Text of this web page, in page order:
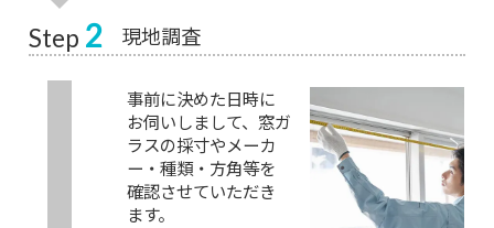
Step 2 現地調査
事前に決めた日時に
お伺いしまして、窓ガ
ラスの採寸やメーカ
ー・種類・方角等を
確認させていただき
ます。